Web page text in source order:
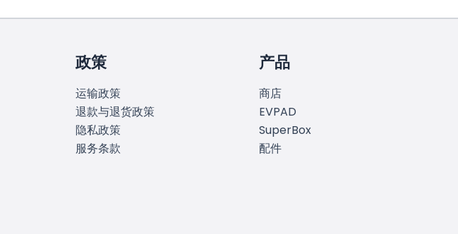
政策
运输政策
退款与退货政策
隐私政策
服务条款
产品
商店
EVPAD
SuperBox
配件